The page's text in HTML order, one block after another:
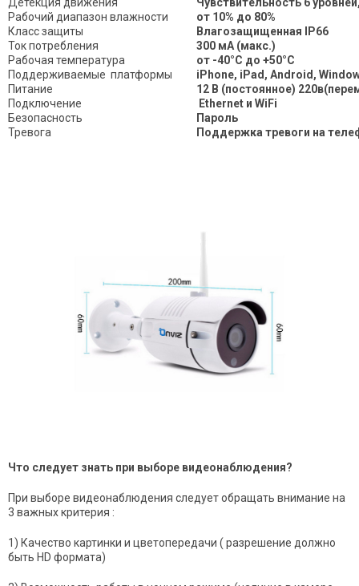
Рабочий диапазон влажности
от 10% до 80%
Класс защиты
Влагозащищенная IP66
Ток потребления
300 мA (макс.)
Рабочая температура
от -40°С до +50°С
Поддерживаемые платформы
iPhone, iPad, Android,
Питание
12 В (постоянное)
Подключение
Ethernet и WiFi
Безопасность
Пароль
Тревога
Поддержка тревоги на
Что следует знать при выборе видеонаблюдения?
При выборе видеонаблюдения следует обращать внимание на
3 важных критерия :
1) Качество картинки и цветопередачи ( разрешение должно
быть HD формата)